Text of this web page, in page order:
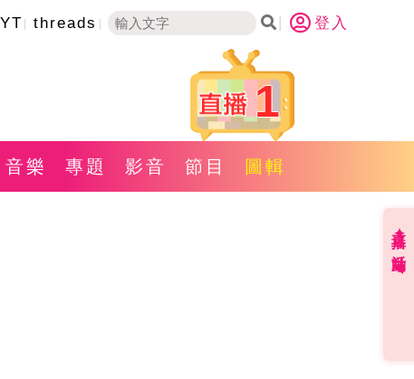
YT threads 登入
1
音樂 專題 影音 節目 圖輯
直播✦活動